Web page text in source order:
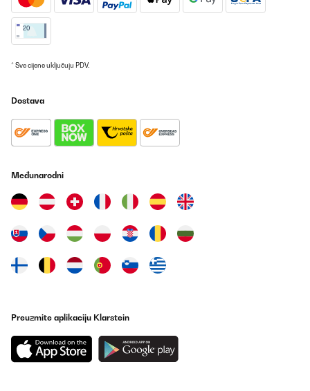
* Sve cijene uključuju PDV.
Dostava
Međunarodni
Preuzmite aplikaciju Klarstein